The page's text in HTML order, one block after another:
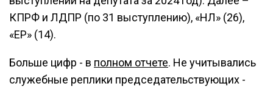
КПРФ и ЛДПР (по 31 выступлению), «НЛ» (26),
«ЕР» (14).
Больше цифр - в полном отчете. Не учитывались
служебные реплики председательствующих -